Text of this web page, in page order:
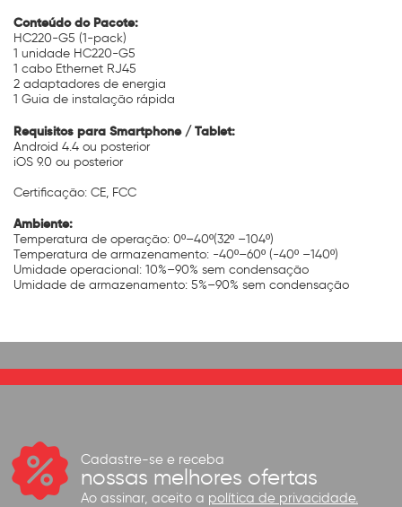
Conteúdo do Pacote:
HC220-G5 (1-pack)
1 unidade HC220-G5
1 cabo Ethernet RJ45
2 adaptadores de energia
1 Guia de instalação rápida
Requisitos para Smartphone / Tablet:
Android 4.4 ou posterior
iOS 9.0 ou posterior
Certificação: CE, FCC
Ambiente:
Temperatura de operação: 0º–40º(32º –104º)
Temperatura de armazenamento: -40º–60º (-40º –140º)
Umidade operacional: 10%–90% sem condensação
Umidade de armazenamento: 5%–90% sem condensação
Cadastre-se e receba
nossas melhores ofertas
Ao assinar, aceito a política de privacidade.